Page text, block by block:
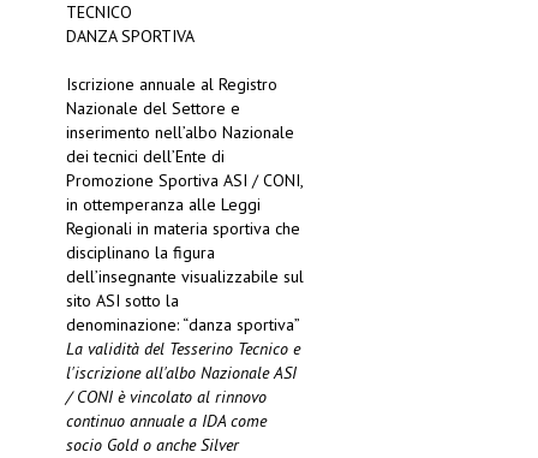
TECNICO
DANZA SPORTIVA
Iscrizione annuale al Registro
Nazionale del Settore e
inserimento nell’albo Nazionale
dei tecnici dell’Ente di
Promozione Sportiva ASI / CONI,
in ottemperanza alle Leggi
Regionali in materia sportiva che
disciplinano la figura
dell’insegnante visualizzabile sul
sito ASI sotto la
denominazione: “danza sportiva”
La validità del Tesserino Tecnico e
l'iscrizione all'albo Nazionale ASI
/ CONI è vincolato al rinnovo
continuo annuale a IDA come
socio Gold o anche Silver